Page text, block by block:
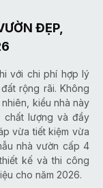
ĐẸP,
với chi phí hợp lý
rộng rãi. Không
kiểu nhà này
chất lượng và đầy
vừa tiết kiệm vừa
nhà vườn cấp 4
kế và thi công
cho năm 2026.